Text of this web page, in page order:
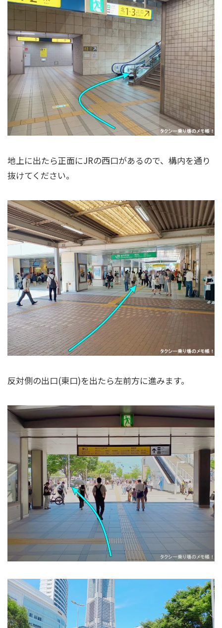
地上に出たら正面にJRの西口があるので、構内を通り
抜けてください。
反対側の出口(東口)を出たら左前方に進みます。